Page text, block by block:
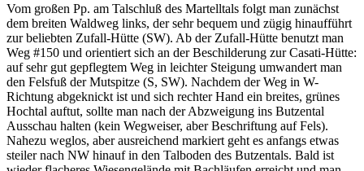
Vom großen Pp. am Talschluß des Martelltals folgt man zunächst
dem breiten Waldweg links, der sehr bequem und zügig hinaufführt
zur beliebten Zufall-Hütte (SW). Ab der Zufall-Hütte benutzt man
Weg #150 und orientiert sich an der Beschilderung zur Casati-Hütte:
auf sehr gut gepflegtem Weg in leichter Steigung umwandert man
den Felsfuß der Mutspitze (S, SW). Nachdem der Weg in W-
Richtung abgeknickt ist und sich rechter Hand ein breites, grünes
Hochtal auftut, sollte man nach der Abzweigung ins Butzental
Ausschau halten (kein Wegweiser, aber Beschriftung auf Fels).
Nahezu weglos, aber ausreichend markiert geht es anfangs etwas
steiler nach NW hinauf in den Talboden des Butzentals. Bald ist